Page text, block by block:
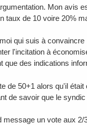
Mon avis
taux de 10 voire 20%
qui suis à
l'incitation à
que des indications
de 50+1 alors qu'il
de savoir que le
un vote aux